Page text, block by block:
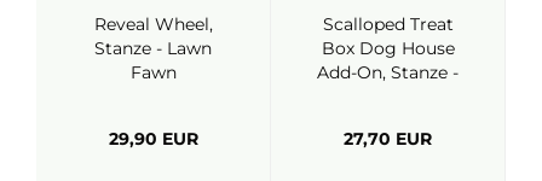
Reveal Wheel,
Stanze - Lawn
Fawn
29,90 EUR
Scalloped Treat
Box Dog House
Add-On, Stanze -
27,70 EUR